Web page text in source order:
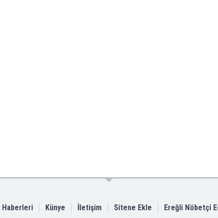
Haberleri Künye İletişim Sitene Ekle Ereğli Nöbetçi